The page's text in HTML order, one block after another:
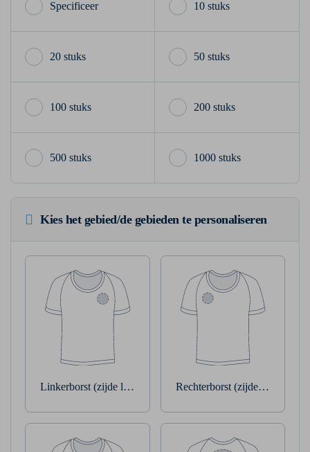
10 stuks
20 stuks 50 stuks
100 stuks 200 stuks
500 stuks 1000 stuks
Kies het gebied/de gebieden te personaliseren
Linkerborst (zijde linkerarm) Rechterborst (zijde